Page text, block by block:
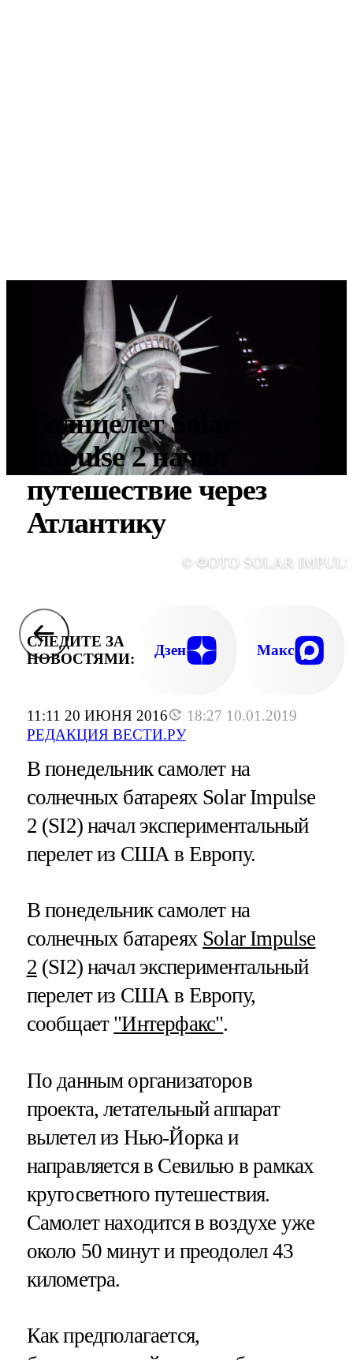
11:11 20 ИЮНЯ 2016
18:27 10.01.2019
РЕДАКЦИЯ ВЕСТИ.РУ
Солнцелет Solar
Impulse 2 начал
путешествие через
Атлантику
© ФОТО SOLAR
СЛЕДИТЕ ЗА
НОВОСТЯМИ:
Дзен Макс
В понедельник самолет на
солнечных батареях Solar Impulse
2 (SI2) начал экспериментальный
перелет из США в Европу.
В понедельник самолет на
солнечных батареях Solar Impulse
2 (SI2) начал экспериментальный
перелет из США в Европу,
сообщает "Интерфакс".
По данным организаторов
проекта, летательный аппарат
вылетел из Нью-Йорка и
направляется в Севилью в рамках
кругосветного путешествия.
Самолет находится в воздухе уже
около 50 минут и преодолел 43
километра.
Как предполагается,